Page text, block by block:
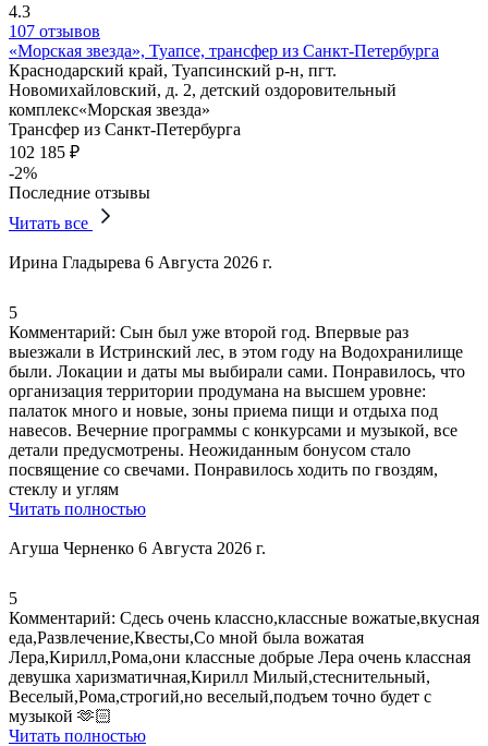
4.3
107 отзывов
«Морская звезда», Туапсе, трансфер из Санкт-Петербурга
Краснодарский край, Туапсинский р-н, пгт.
Новомихайловский, д. 2, детский оздоровительный
комплекс«Морская звезда»
Трансфер из Санкт-Петербурга
102 185 ₽
-2%
Последние отзывы
Читать все
Ирина Гладырева 6 Августа 2026 г.
5
Комментарий: Сын был уже второй год. Впервые раз
выезжали в Истринский лес, в этом году на Водохранилище
были. Локации и даты мы выбирали сами. Понравилось, что
организация территории продумана на высшем уровне:
палаток много и новые, зоны приема пищи и отдыха под
навесов. Вечерние программы с конкурсами и музыкой, все
детали предусмотрены. Неожиданным бонусом стало
посвящение со свечами. Понравилось ходить по гвоздям,
стеклу и углям
Читать полностью
Агуша Черненко 6 Августа 2026 г.
5
Комментарий: Сдесь очень классно,классные вожатые,вкусная
еда,Развлечение,Квесты,Со мной была вожатая
Лера,Кирилл,Рома,они классные добрые Лера очень классная
девушка харизматичная,Кирилл Милый,стеснительный,
Веселый,Рома,строгий,но веселый,подъем точно будет с
музыкой 🫶🏻
Читать полностью